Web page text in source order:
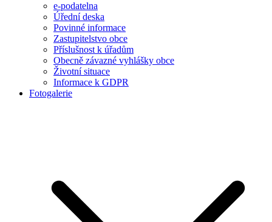
e-podatelna
Úřední deska
Povinné informace
Zastupitelstvo obce
Příslušnost k úřadům
Obecně závazné vyhlášky obce
Životní situace
Informace k GDPR
Fotogalerie